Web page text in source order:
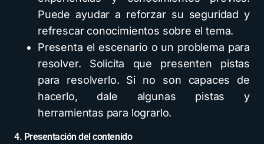
Puede ayudar a reforzar su seguridad y
refrescar conocimientos sobre el tema.
Presenta el escenario o un problema para
resolver. Solicita que presenten pistas
para resolverlo. Si no son capaces de
hacerlo, dale algunas pistas y
herramientas para lograrlo.
4. Presentación del contenido